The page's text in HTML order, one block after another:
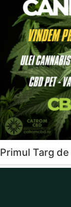
Primul Targ